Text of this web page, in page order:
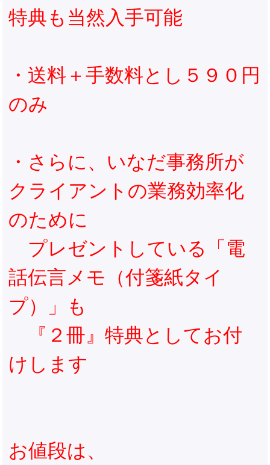
特典も当然入手可能
・送料＋手数料とし５９０円
のみ
・さらに、いなだ事務所が
クライアントの業務効率化
のために
プレゼントしている「電
話伝言メモ（付箋紙タイ
プ）」も
『２冊』特典としてお付
けします
お値段は、